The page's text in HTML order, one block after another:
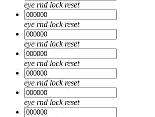
eye rnd lock reset
eye rnd lock reset
eye rnd lock reset
eye rnd lock reset
eye rnd lock reset
eye rnd lock reset